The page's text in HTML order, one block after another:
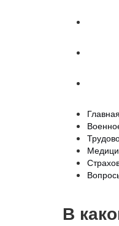
Главная
В